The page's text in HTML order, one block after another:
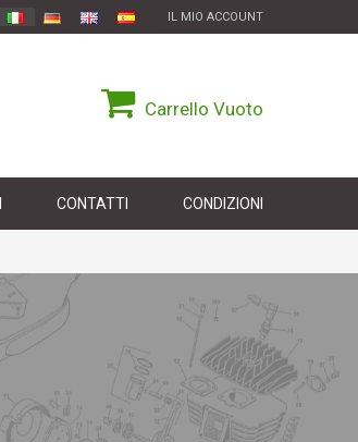
IL MIO ACCOUNT
Carrello Vuoto
CONTATTI CONDIZIONI